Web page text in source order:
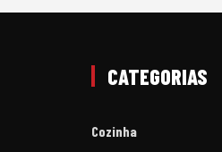
CATEGORIAS
Cozinha